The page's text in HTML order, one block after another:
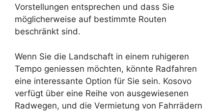
Vorstellungen entsprechen und dass Sie
möglicherweise auf bestimmte Routen
beschränkt sind.
Wenn Sie die Landschaft in einem ruhigeren
Tempo geniessen möchten, könnte Radfahren
eine interessante Option für Sie sein. Kosovo
verfügt über eine Reihe von ausgewiesenen
Radwegen, und die Vermietung von Fahrrädern